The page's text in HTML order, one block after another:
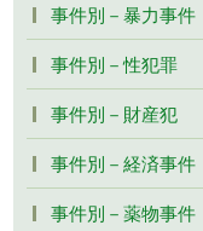
事件別－暴力事件
事件別－性犯罪
事件別－財産犯
事件別－経済事件
事件別－薬物事件